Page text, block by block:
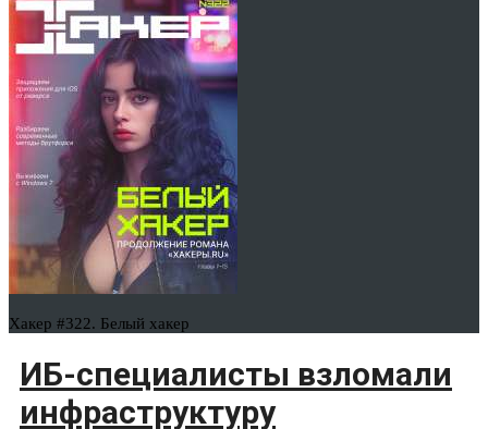
Хакер #322. Белый хакер
ИБ-специалисты взломали
инфраструктуру